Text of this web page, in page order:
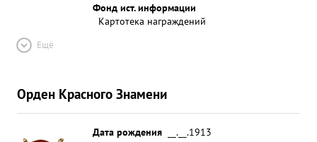
Фонд ист. информации
Картотека награждений
Ещё
Орден Красного Знамени
Дата рождения
__.__.1913